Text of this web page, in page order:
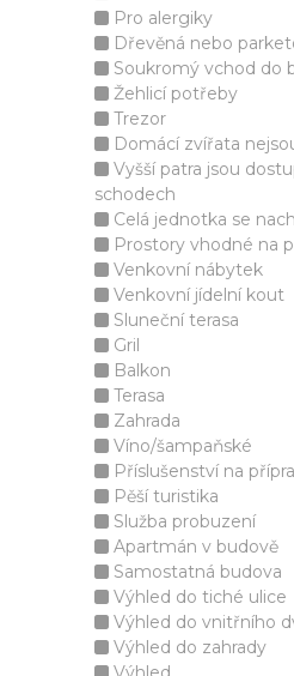
Pro alergiky
Dřevěná nebo
Soukromý vchod do
Žehlicí potřeby
Trezor
Domácí zvířata
Vyšší patra jsou
schodech
Celá jednotka se
Prostory vhodné na
Venkovní nábytek
Venkovní jídelní kout
Sluneční terasa
Gril
Balkon
Terasa
Zahrada
Víno/šampaňské
Příslušenství na
Pěší turistika
Služba probuzení
Apartmán v budově
Samostatná budova
Výhled do tiché ulice
Výhled do vnitřního
Výhled do zahrady